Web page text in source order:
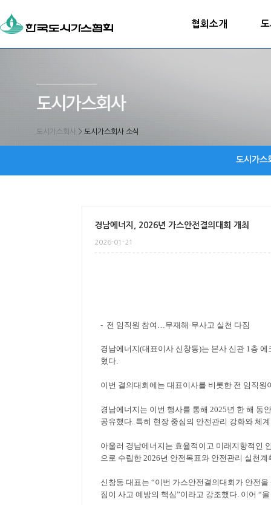
협회소개
도시가스회사 > 도시가스회사 소식
도시가스
경남에너지, 2026년 가스안전결의대회 개최
2026-01-21
- 전 임직원 참여 …무재해 ·무사고 실천 다짐
경남에너지(대표이사 신창동)는 본사 신관 1층 에
혔다.
이번 결의대회에는 대표이사를 비롯한 전 임직
경남에너지는 이번 행사를 통해 2025년 한 해 동
공유했다. 특히 현장 중심의 안전관리 강화와 체
아울러 경남에너지는 효율적이고 미래지향적인
으로 수립한 2026년 안전목표와 안전관리 실천
신창동 대표는 “이번 가스안전결의대회가 안전
짐이 사고 예방의 핵심”이라고 강조했다. 이어 “